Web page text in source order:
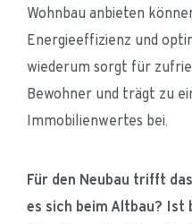
Wohnbau anbieten
Energieeffizienz und
wiederum sorgt für
Bewohner und trägt zu
Immobilienwertes bei.
Für den Neubau trifft
es sich beim Altbau? Ist